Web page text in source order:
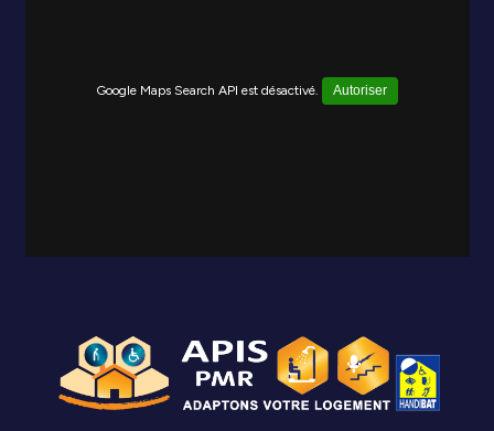
Google Maps Search API est désactivé. Autoriser